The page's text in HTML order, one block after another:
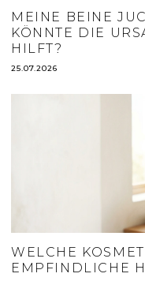
MEINE BEINE
KÖNNTE DIE
HILFT?
25.07.2026
WELCHE
EMPFINDLICHE